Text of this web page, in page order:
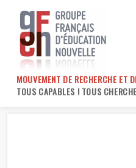
content
MOUVEMENT DE RECHERCHE ET
TOUS CAPABLES ! TOUS